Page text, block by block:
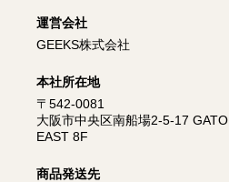
運営会社
GEEKS株式会社
本社所在地
〒542-0081
大阪市中央区南船場2-5-17 GATO
EAST 8F
商品発送先